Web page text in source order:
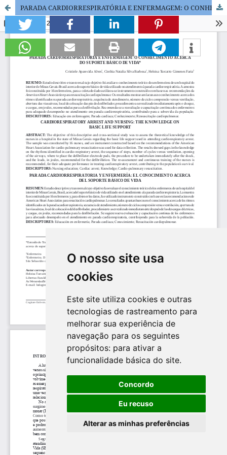
O nosso site usa
cookies
Este site utiliza cookies e outras
tecnologias de rastreamento para
melhorar sua experiência de
navegação para os seguintes
propósitos: para ativar a
funcionalidade básica do site.
Concordo
Eu recuso
Alterar as minhas preferências
PARADA CARDIORRESPIRATÓRIA E ENFERMAGEM: O CONHECIMENTO ACERCA DO SUPORTE BÁSICO DE VIDA